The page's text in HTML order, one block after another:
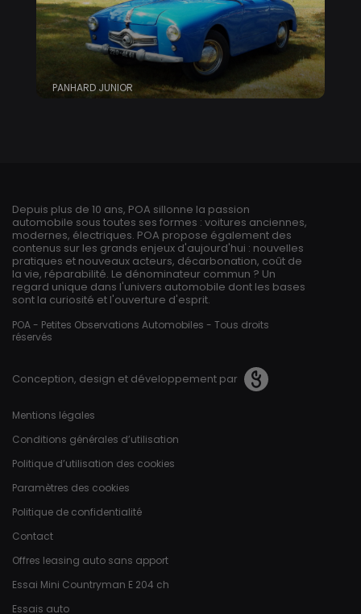
PANHARD JUNIOR
Depuis plus de 10 ans, POA sillonne la passion
automobile sous toutes ses formes : voitures anciennes,
modernes, électriques. POA propose également des
contenus sur les grands enjeux d'aujourd'hui : nouvelles
pratiques et nouveaux acteurs, décarbonation, coût de
la vie, réparabilité. Le dénominateur commun ? Un
regard unique dans l'univers automobile dont les bases
sont la curiosité et l'ouverture d'esprit.
POA - Petites Observations Automobiles - Tous droits
réservés
Conception, design et développement par
Pied de page
Mentions légales
Conditions générales d’utilisation
Politique d’utilisation des cookies
Paramètres des cookies
Politique de confidentialité
Contact
Offres leasing auto sans apport
Essai Mini Countryman E 204 ch
Essais auto